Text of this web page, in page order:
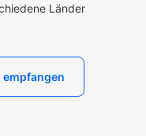
Länder
empfangen